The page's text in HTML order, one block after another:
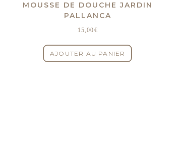
MOUSSE DE DOUCHE JARDIN
PALLANCA
15,00€
AJOUTER AU PANIER